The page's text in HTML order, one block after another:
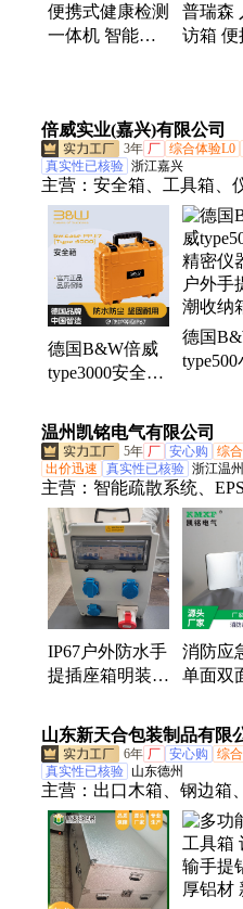
便携式健康检测
一体机 智能随
普瑞森
访箱 便
倍威实业(嘉兴)有限公司
3年 厂 综合体验L0
真实性已核验 浙江嘉兴
主营： 安全箱、工具箱、
德国B&W倍威
type3000安全防
器设备户外防水
防潮箱
德国
收纳箱
温州凯铭电气有限公司
5年 厂 安心购 综
出价迅速
真实性已核验 浙江温州
主营： 智能疏散系统、
直流屏、应急灯具、UPS
头柜、电池架、医用隔离
系统、交直流一体化电源
IP67户外防水手
提插座箱明装工
电检修箱带漏保
护
消防应
单面双
安全出
山东新天合包装制品有限
6年 厂 安心购 综
真实性已核验 山东德州
主营： 出口木箱、钢边箱
品木箱、免熏蒸木箱、卡
盘、欧标托盘、实木托
箱、锂电池木箱、大型设
架、EVA、EPE、蜂窝纸